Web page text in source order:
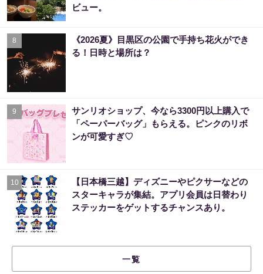
ビュー。
8
《2026夏》目黒区の公園で手持ち花火ができ
る！日時と場所は？
9
サンリオショップ、今なら3300円以上購入で
「ペーパーバッグ」もらえる。ピンクのリボ
ンが可愛すぎ♡
10
【日本橋三越】ディズニーやピクサーなどの
スターキャラが集結。アプリ会員は日替わり
ステッカーをゲットするチャンスあり。
一覧